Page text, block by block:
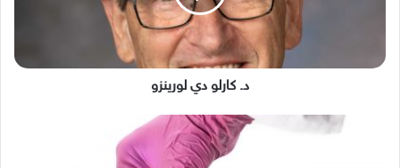
د. كارلو دي لورينزو